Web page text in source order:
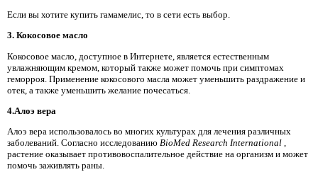
Если вы хотите купить гамамелис, то в сети есть выбор.
3. Кокосовое масло
Кокосовое масло, доступное в Интернете, является естественным
увлажняющим кремом, который также может помочь при симптомах
геморроя. Применение кокосового масла может уменьшить раздражение и
отек, а также уменьшить желание почесаться.
4.Алоэ вера
Алоэ вера использовалось во многих культурах для лечения различных
заболеваний. Согласно исследованию BioMed Research International ,
растение оказывает противовоспалительное действие на организм и может
помочь заживлять раны.